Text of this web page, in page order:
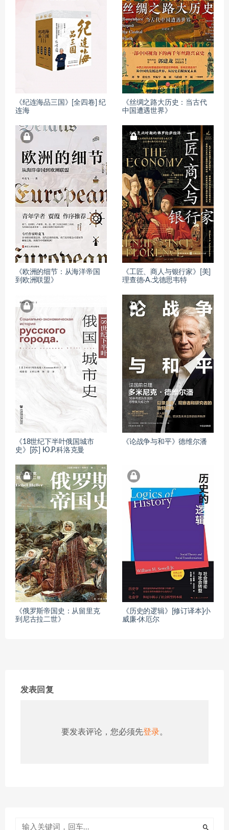
《纪连海品三国》[全四卷] 纪
连海
《丝绸之路大历史：当古代
中国遭遇世界》
《欧洲的细节：从海洋帝国
到欧洲联盟》
《工匠、商人与银行家》[美]
理查德·A.戈德思韦特
《18世纪下半叶俄国城市
史》[苏] Ю.Р.科洛克曼
《论战争与和平》德维尔潘
《俄罗斯帝国史：从留里克
到尼古拉二世》
《历史的逻辑》[修订译本]小
威廉·休厄尔
发表回复
要发表评论，您必须先登录。